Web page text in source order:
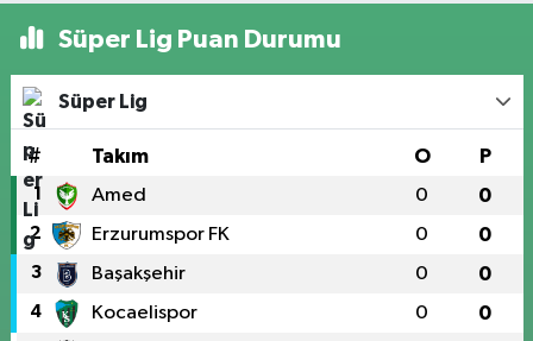
Süper Lig Puan Durumu
Süper Lig
# Takım O P
1 Amed 0 0
2 Erzurumspor FK 0 0
3 Başakşehir 0 0
4 Kocaelispor 0 0